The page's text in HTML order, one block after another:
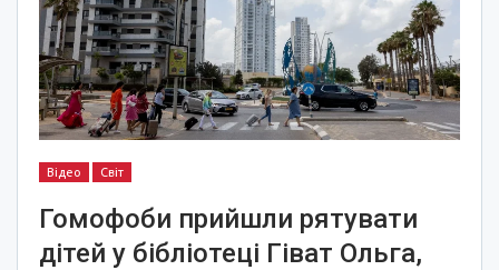
Відео Світ
Гомофоби прийшли рятувати
дітей у бібліотеці Гіват Ольга,